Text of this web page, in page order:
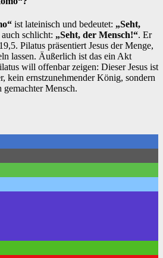
ist lateinisch und bedeutet: „Seht,
schlicht: „Seht, der Mensch!“. Er
Pilatus präsentiert Jesus der Menge,
lassen. Äußerlich ist das ein Akt
will offenbar zeigen: Dieser Jesus ist
kein ernstzunehmender König, sondern
gemachter Mensch.